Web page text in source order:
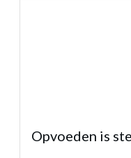
Opvoeden is